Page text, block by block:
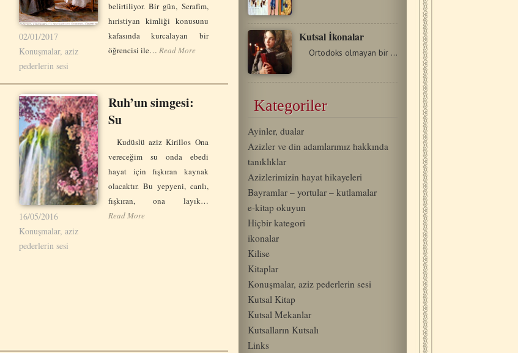
02/01/2017
Konuşmalar, aziz
pederlerin sesi
belirtiliyor. Bir gün, Serafim,
hıristiyan kimliği konusunu
kafasında kurcalayan bir
öğrencisi ile…Read More
16/05/2016
Konuşmalar, aziz
pederlerin sesi
Ruh’un simgesi:
Su
Kudüslü aziz Kirillos Ona
vereceğim su onda ebedi
hayat için fışkıran kaynak
olacaktır. Bu yepyeni, canlı,
fışkıran, ona layık…
Read More
Kutsal İkonalar
Ortodoks olmayan bir ziyaretçinin bir Ortodoks kilisesinde…
Kategoriler
Ayinler, dualar
Azizler ve din adamlarımız hakkında
tanıklıklar
Azizlerimizin hayat hikayeleri
Bayramlar – yortular – kutlamalar
e-kitap okuyun
Hiçbir kategori
ikonalar
Kilise
Kitaplar
Konuşmalar, aziz pederlerin sesi
Kutsal Kitap
Kutsal Mekanlar
Kutsalların Kutsalı
Links